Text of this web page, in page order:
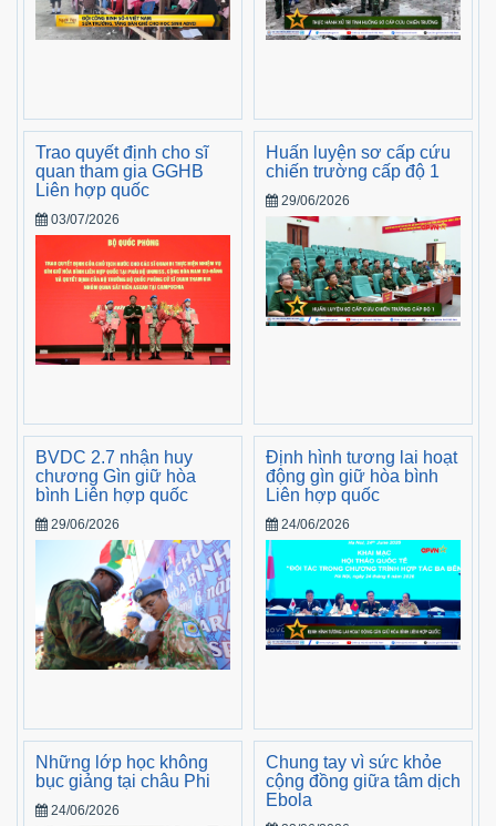
Trao quyết định cho sĩ
quan tham gia GGHB
Liên hợp quốc
03/07/2026
Huấn luyện sơ cấp cứu
chiến trường cấp độ 1
29/06/2026
BVDC 2.7 nhận huy
chương Gìn giữ hòa
bình Liên hợp quốc
29/06/2026
Định hình tương lai hoạt
động gìn giữ hòa bình
Liên hợp quốc
24/06/2026
Những lớp học không
bục giảng tại châu Phi
24/06/2026
Chung tay vì sức khỏe
cộng đồng giữa tâm dịch
Ebola